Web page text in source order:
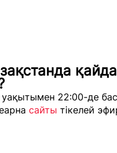
уақытымен 22:00-де
сайты тікелей